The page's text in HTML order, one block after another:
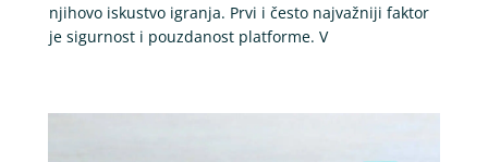
njihovo iskustvo igranja. Prvi i često najvažniji faktor
je sigurnost i pouzdanost platforme. V